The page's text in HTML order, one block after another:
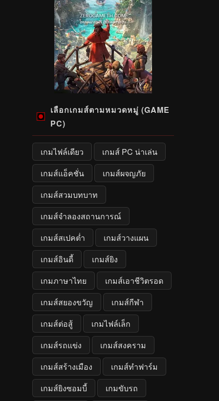
เลือกเกมส์ตามหมวดหมู่ (GAME
PC)
เกมไฟล์เดียว
เกมส์ PC น่าเล่น
เกมส์แอ็คชั่น
เกมส์ผจญภัย
เกมส์สวมบทบาท
เกมส์จำลองสถานการณ์
เกมส์สเปคต่ำ
เกมส์วางแผน
เกมส์อินดี้
เกมส์ยิง
เกมภาษาไทย
เกมส์เอาชีวิตรอด
เกมส์สยองขวัญ
เกมส์กีฬา
เกมส์ต่อสู้
เกมไฟล์เล็ก
เกมส์รถแข่ง
เกมส์สงคราม
เกมส์สร้างเมือง
เกมส์ทำฟาร์ม
เกมส์ยิงซอมบี้
เกมขับรถ